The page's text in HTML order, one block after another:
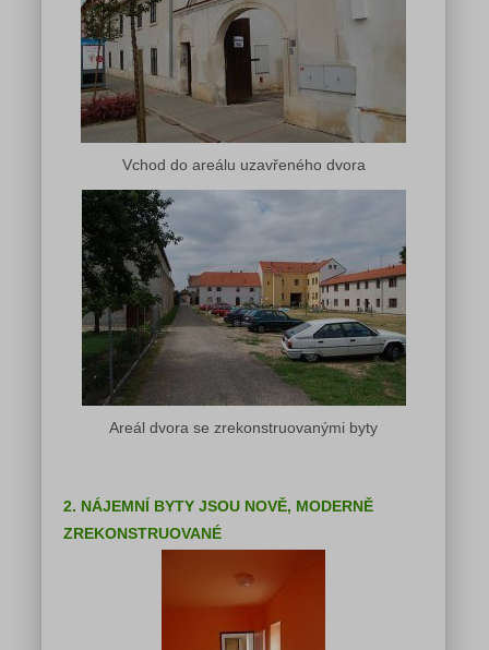
Vchod do areálu uzavřeného dvora
Areál dvora se zrekonstruovanými byty
2. NÁJEMNÍ BYTY JSOU NOVĚ, MODERNĚ
ZREKONSTRUOVANÉ